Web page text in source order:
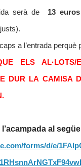
serà de 13 euros
a l’entrada perquè
ELS AL·LOTS/
DUR LA CAMISA
al
forms/d/e/